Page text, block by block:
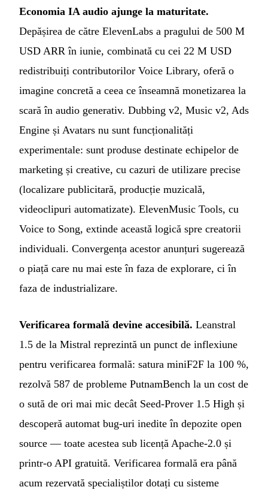
Economia IA audio ajunge la maturitate.
Depășirea de către ElevenLabs a pragului de 500 M
USD ARR în iunie, combinată cu cei 22 M USD
redistribuiți contributorilor Voice Library, oferă o
imagine concretă a ceea ce înseamnă monetizarea la
scară în audio generativ. Dubbing v2, Music v2, Ads
Engine și Avatars nu sunt funcționalități
experimentale: sunt produse destinate echipelor de
marketing și creative, cu cazuri de utilizare precise
(localizare publicitară, producție muzicală,
videoclipuri automatizate). ElevenMusic Tools, cu
Voice to Song, extinde această logică spre creatorii
individuali. Convergența acestor anunțuri sugerează
o piață care nu mai este în faza de explorare, ci în
faza de industrializare.
Verificarea formală devine accesibilă. Leanstral
1.5 de la Mistral reprezintă un punct de inflexiune
pentru verificarea formală: satura miniF2F la 100 %,
rezolvă 587 de probleme PutnamBench la un cost de
o sută de ori mai mic decât Seed-Prover 1.5 High și
descoperă automat bug-uri inedite în depozite open
source — toate acestea sub licență Apache-2.0 și
printr-o API gratuită. Verificarea formală era până
acum rezervată specialiștilor dotați cu sisteme